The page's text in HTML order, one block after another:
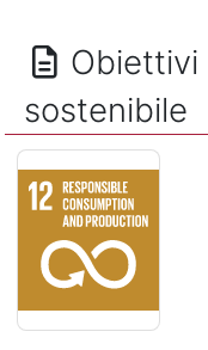
Obiettivi
sostenibile
CONSUMO E